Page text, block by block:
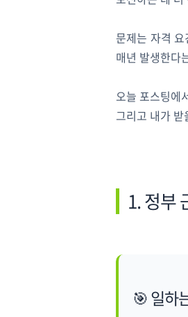
문제는 자격
매년 발생한다
오늘 포스팅에
그리고 내가
1. 정부
🎯 일하